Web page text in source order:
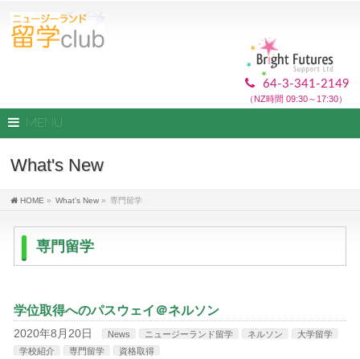
64-3-341-2149
（NZ時間 09:30～17:30）
MENU
What's New
HOME » What's New » 専門留学
専門留学
学位取得へのパスウェイ＠ネルソン
2020年8月20日 News ニュージーランド留学 ネルソン
大学留学
学校紹介
専門留学 資格取得